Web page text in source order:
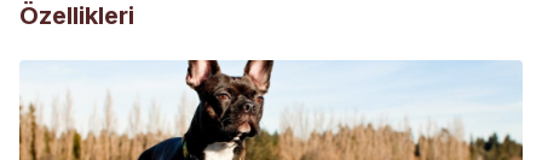
Özellikleri